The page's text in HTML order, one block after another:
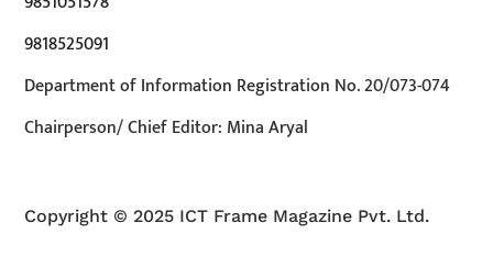
9818525091
Department of Information Registration No. 20/073-074
Chairperson/ Chief Editor: Mina Aryal
Copyright © 2025 ICT Frame Magazine Pvt. Ltd.